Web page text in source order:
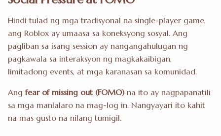
Hindi tulad ng mga tradisyonal na single-player game,
ang Roblox ay umaasa sa koneksyong sosyal. Ang
pagliban sa isang session ay nangangahulugan ng
pagkawala sa interaksyon ng magkakaibigan,
limitadong events, at mga karanasan sa komunidad.
Angfear of missing out (FOMO)na ito ay nagpapanatili
sa mga manlalaro na mag-log in. Nangyayari ito kahit
na mas gusto na nilang tumigil.